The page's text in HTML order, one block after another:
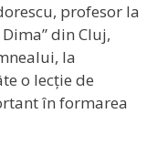
profesor la
din Cluj,
la
o lecție de
în formarea